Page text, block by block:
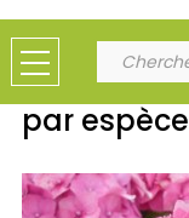
par espèce